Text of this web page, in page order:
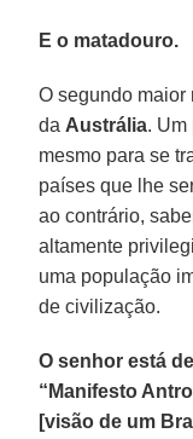
E o matadouro.
O segundo
da Austrália. Um
mesmo para se
países que lhe
ao contrário,
altamente
uma população
de civilização.
O senhor está
“Manifesto
[visão de um